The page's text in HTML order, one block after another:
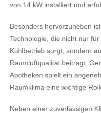
von 14 kW installiert und
Besonders hervorzuheben
Technologie, die nicht nur
Kühlbetrieb sorgt, sondern
Raumluftqualität beiträgt.
Apotheken spielt ein
Raumklima eine wichtige
Neben einer zuverlässigen